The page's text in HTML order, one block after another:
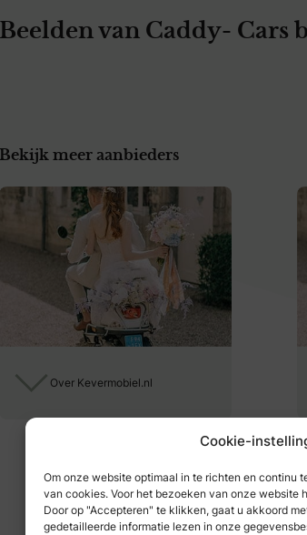
Cookie-
Om onze website optimaal in te richten en continu
van cookies. Voor het bezoeken van onze website
Door op "Accepteren" te klikken, gaat u akkoord
gedetailleerde informatie lezen in onze
Beelden van Caddy- Cars
Bekijk meer aanbieders
Over Kevermobiel.nl